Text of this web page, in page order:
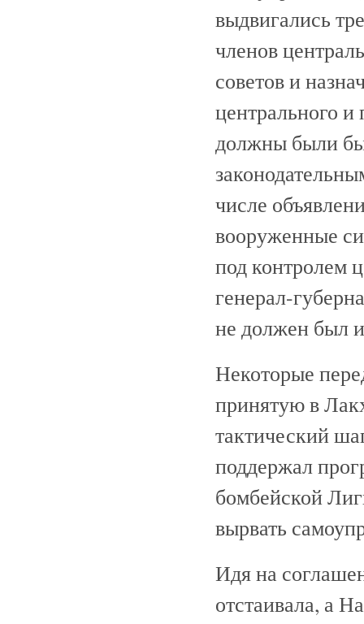
выдвигались
членов
советов и
центрального и
должны были
числе
вооруженные
под контролем
генерал-
не должен был
Некоторые
принятую в
тактический
поддержал
бомбейской
вырвать
Идя на
отстаивала, а